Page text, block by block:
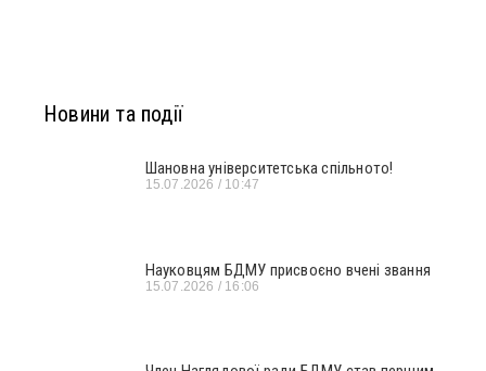
Новини та події
Шановна університетська спільното!
15.07.2026 10:47
Науковцям БДМУ присвоєно вчені звання
15.07.2026 16:06